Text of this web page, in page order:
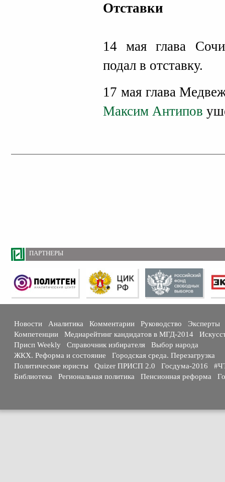
Отставки
14 мая глава Сочи
подал в отставку.
17 мая глава
Максим Антипов
ПАРТНЕРЫ
Новости Аналитика Комментарии Руководство
Эксперты
Компетенции
Медиарейтинг кандидатов в МГД-2014
Присп Weekly
Справочник избирателя
Выбор народа
ЖКХ. Реформа и состояние
Городская среда. Перезагрузка
Политические юристы
Quizer ПРИСП 2.0 Госдума-2016
Библиотека
Региональная политика Пенсионная реформа